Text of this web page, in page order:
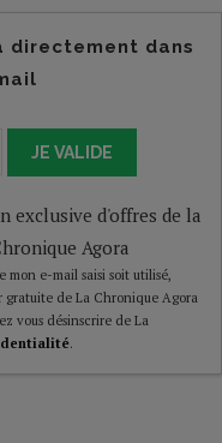
directement dans
JE VALIDE
exclusive d'offres de la
Agora
mon e-mail saisi soit utilisé,
de La Chronique Agora
vous désinscrire de La
.